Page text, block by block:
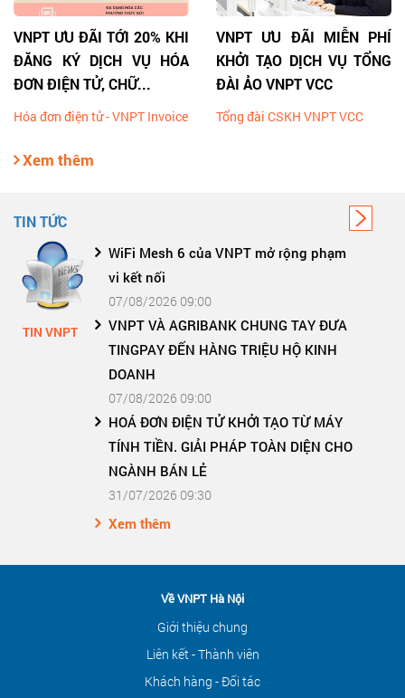
VNPT ƯU ĐÃI TỚI 20% KHI
ĐĂNG KÝ DỊCH VỤ HÓA
ĐƠN ĐIỆN TỬ, CHỮ...
Hóa đơn điện tử - VNPT Invoice
VNPT ƯU ĐÃI MIỄN PHÍ
KHỞI TẠO DỊCH VỤ TỔNG
ĐÀI ẢO VNPT VCC
Tổng đài CSKH VNPT VCC
Xem thêm
TIN TỨC
TIN VNPT
WiFi Mesh 6 của VNPT mở rộng phạm
vi kết nối
07/08/2026 09:00
VNPT VÀ AGRIBANK CHUNG TAY ĐƯA
TINGPAY ĐẾN HÀNG TRIỆU HỘ KINH
DOANH
07/08/2026 09:00
HOÁ ĐƠN ĐIỆN TỬ KHỞI TẠO TỪ MÁY
TÍNH TIỀN. GIẢI PHÁP TOÀN DIỆN CHO
NGÀNH BÁN LẺ
31/07/2026 09:30
Xem thêm
Về VNPT Hà Nội
Giới thiệu chung
Liên kết - Thành viên
Khách hàng - Đối tác